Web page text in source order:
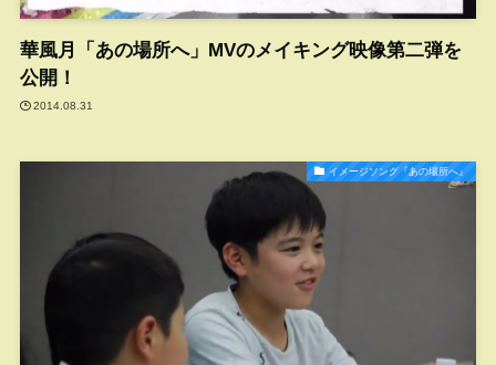
華風月「あの場所へ」MVのメイキング映像第二弾を
公開！
2014.08.31
イメージソング『あの場所へ』